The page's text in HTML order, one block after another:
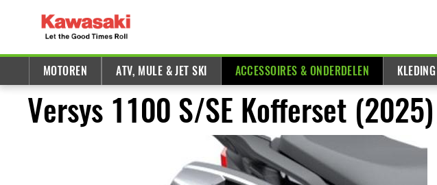
MOTOREN ATV, MULE & JET SKI ACCESSOIRES & ONDERDELEN
Versys 1100 S/SE Kofferset (2025)